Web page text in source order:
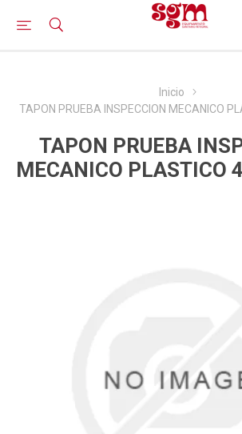
Inicio
TAPON PRUEBA INSPECCION MECANICO
TAPON PRUEBA
MECANICO PLASTICO